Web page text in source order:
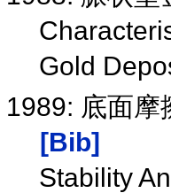
Gold
1989: 底面
[Bib]
Stability